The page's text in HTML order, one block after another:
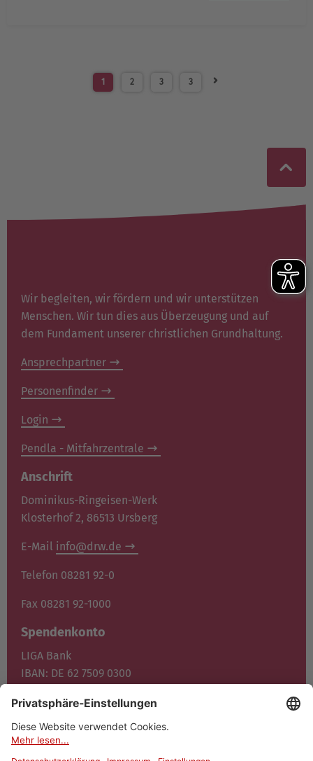
1 2 3 3
Wir begleiten, wir fördern und wir unterstützen
Menschen. Wir tun dies aus Überzeugung und auf
dem Fundament unserer christlichen Grundhaltung.
Ansprechpartner
Personenfinder
Login
Pendla - Mitfahrzentrale
Anschrift
Dominikus-Ringeisen-Werk
Klosterhof 2, 86513 Ursberg
E-Mail info@drw.de
Telefon 08281 92-0
Fax 08281 92-1000
Spendenkonto
LIGA Bank
IBAN: DE 62 7509 0300
BIC: GENO DE F1M05
Jetzt spenden